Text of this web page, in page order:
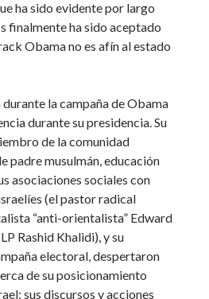
ha sido evidente por largo
finalmente ha sido aceptado
Obama no es afín al estado
la campaña de Obama
durante su presidencia. Su
de la comunidad
padre musulmán, educación
asociaciones sociales con
(el pastor radical
“anti-orientalista” Edward
Rashid Khalidi), y su
electoral, despertaron
de su posicionamiento
sus discursos y acciones